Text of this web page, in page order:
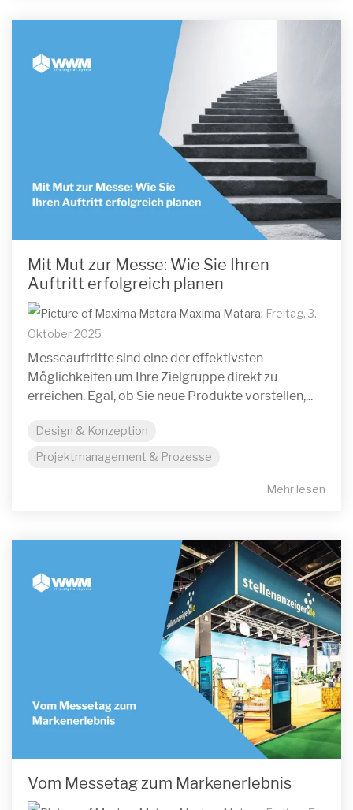
Mit Mut zur Messe: Wie Sie Ihren
Auftritt erfolgreich planen
Maxima Matara: Freitag, 3.
Oktober 2025
Messeauftritte sind eine der effektivsten
Möglichkeiten um Ihre Zielgruppe direkt zu
erreichen. Egal, ob Sie neue Produkte vorstellen,...
Design & Konzeption
Projektmanagement & Prozesse
Mehr lesen
Vom Messetag zum Markenerlebnis